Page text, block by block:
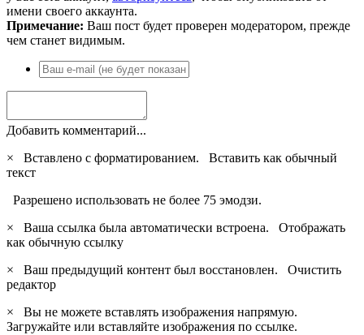
имени своего аккаунта.
Примечание: Ваш пост будет проверен модератором, прежде
чем станет видимым.
Добавить комментарий...
×
Вставлено с форматированием. Вставить как обычный
текст
Разрешено использовать не более 75 эмодзи.
×
Ваша ссылка была автоматически встроена. Отображать
как обычную ссылку
×
Ваш предыдущий контент был восстановлен. Очистить
редактор
×
Вы не можете вставлять изображения напрямую.
Загружайте или вставляйте изображения по ссылке.